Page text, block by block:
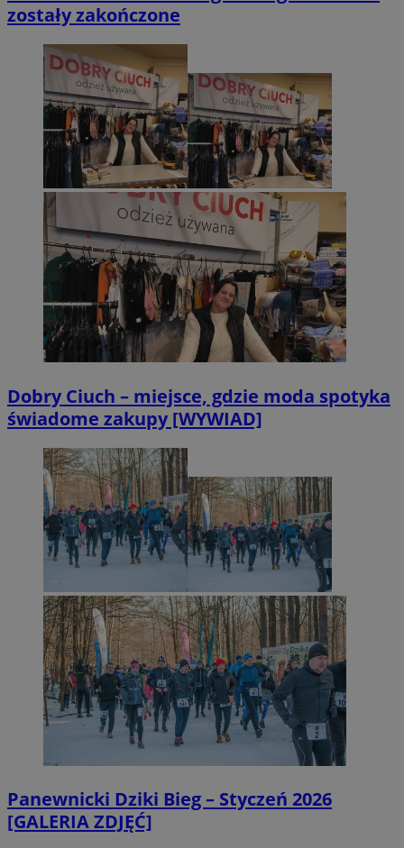
zostały zakończone
Dobry Ciuch – miejsce, gdzie moda spotyka
świadome zakupy [WYWIAD]
Panewnicki Dziki Bieg – Styczeń 2026
[GALERIA ZDJĘĆ]